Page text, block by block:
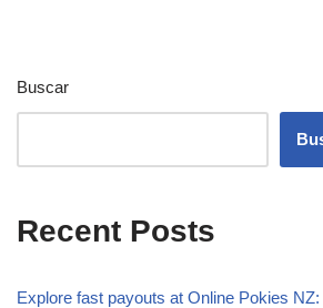
Buscar
Recent Posts
Explore fast payouts at Online Pokies